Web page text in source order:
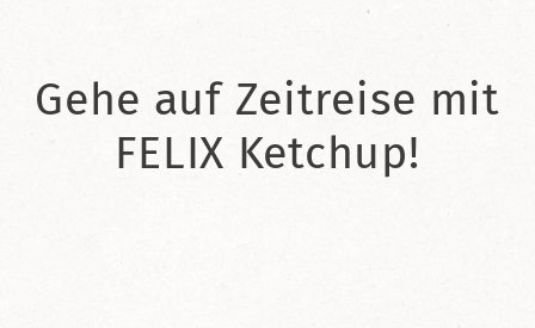
Gehe auf Zeitreise mit
FELIX Ketchup!